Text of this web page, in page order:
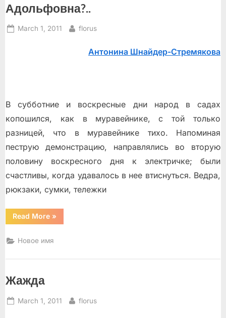
Адольфовна?..
Posted
March 1, 2011 By
florus
Антонина Шнайдер-Стремякова
В субботние и воскресные дни народ в садах
копошился, как в муравейнике, с той только
разницей, что в муравейнике тихо. Напоминая
пеструю демонстрацию, направлялись во вторую
половину воскресного дня к электричке; были
счастливы, когда удавалось в нее втиснуться. Ведра,
рюкзаки, сумки, тележки
Read More“Адольфовна?..”
»
Новое имя
Жажда
Posted
March 1, 2011 By
florus